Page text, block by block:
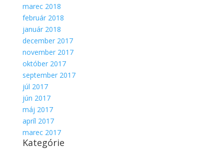
marec 2018
február 2018
január 2018
december 2017
november 2017
október 2017
september 2017
júl 2017
jún 2017
máj 2017
apríl 2017
marec 2017
Kategórie